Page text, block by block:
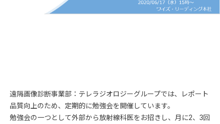
遠隔画像診断事業部：テレラジオロジーグループでは、レポート
品質向上のため、定期的に勉強会を開催しています。
勉強会の一つとして外部から放射線科医をお招きし、月に2、3回